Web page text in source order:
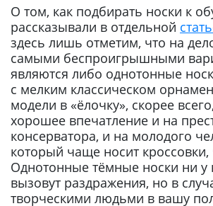
О том, как подбирать носки к
рассказывали в отдельной
здесь лишь отметим, что на
самыми беспроигрышными
являются либо однотонные
с мелким классическом
модели в «ёлочку», скорее
хорошее впечатление и на
консерватора, и на молодого
который чаще носит
Однотонные тёмные носки ни у
вызовут раздражения, но в
творческими людьми в вашу